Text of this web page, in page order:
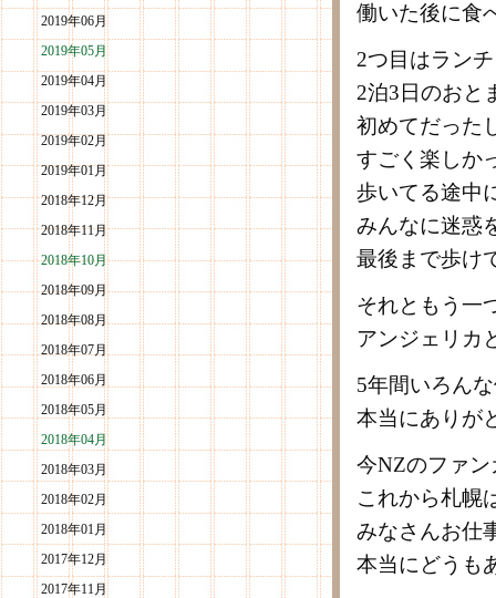
2019年06月
2019年05月
2019年04月
2019年03月
2019年02月
2019年01月
2018年12月
2018年11月
2018年10月
2018年09月
2018年08月
2018年07月
2018年06月
2018年05月
2018年04月
2018年03月
2018年02月
2018年01月
2017年12月
2017年11月
働いた後に食
2つ目はラン
2泊3日のおと
初めてだった
すごく楽しか
歩いてる途中
みんなに迷惑
最後まで歩け
それともう一
アンジェリカ
5年間いろん
本当にありが
今NZのファ
これから札幌
みなさんお仕
本当にどうも